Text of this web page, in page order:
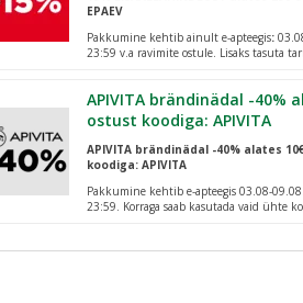
EPAEV
Pakkumine kehtib ainult e-apteegis:
23:59 v.a ravimite ostule. Lisaks tasuta
APIVITA brändinädal -40%
ostust koodiga: APIVITA
APIVITA brändinädal -40% alates
koodiga: APIVITA
Pakkumine kehtib e-apteegis 03.08-
23:59. Korraga saab kasutada vaid ühte